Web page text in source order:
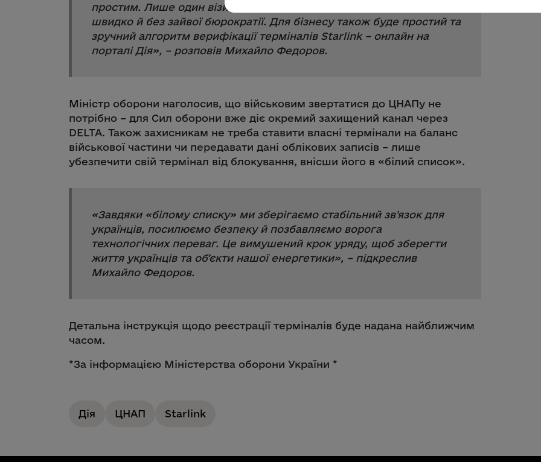
простим. Лише один візит у найближчий ЦНАП – безоплатно,
швидко й без зайвої бюрократії. Для бізнесу також буде простий та
зручний алгоритм верифікації терміналів Starlink – онлайн на
порталі Дія», – розповів Михайло Федоров.
Міністр оборони наголосив, що військовим звертатися до ЦНАПу не
потрібно – для Сил оборони вже діє окремий захищений канал через
DELTA. Також захисникам не треба ставити власні термінали на баланс
військової частини чи передавати дані облікових записів – лише
убезпечити свій термінал від блокування, внісши його в «білий список».
«Завдяки «білому списку» ми зберігаємо стабільний звʼязок для
українців, посилюємо безпеку й позбавляємо ворога
технологічних переваг. Це вимушений крок уряду, щоб зберегти
життя українців та обʼєкти нашої енергетики», – підкреслив
Михайло Федоров.
Детальна інструкція щодо реєстрації терміналів буде надана найближчим
часом.
*За інформацією Міністерства оборони України *
Дія ЦНАП Starlink